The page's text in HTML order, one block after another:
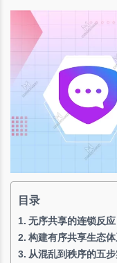
目录
无序共享的连锁反应
构建有序共享生态
从混乱到秩序的五